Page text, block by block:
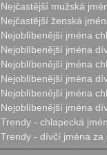
Nejčastější mužská
Nejčastější ženská
Nejoblíbenější jména
Nejoblíbenější jména
Nejoblíbenější jména
Nejoblíbenější jména
Nejoblíbenější jména
Nejoblíbenější jména
Trendy - chlapecká
Trendy - dívčí jména za